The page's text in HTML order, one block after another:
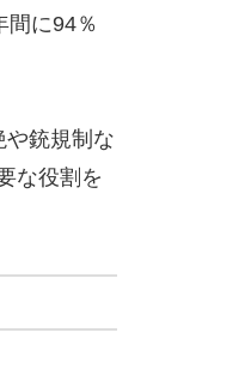
間に94％
銃規制な
な役割を